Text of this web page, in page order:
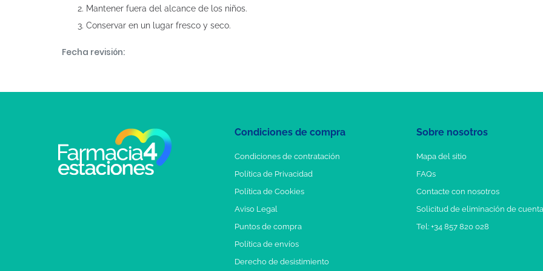
Mantener fuera del alcance de los niños.
Conservar en un lugar fresco y seco.
Fecha revisión:
Condiciones de compra
Condiciones de contratación
Política de Privacidad
Política de Cookies
Aviso Legal
Puntos de compra
Política de envíos
Derecho de desistimiento
Sobre nosotros
Mapa del sitio
FAQs
Contacte con nosotros
Solicitud de eliminación de cuenta
Tel: +34 857 820 028